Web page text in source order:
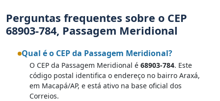
Perguntas frequentes sobre o CEP
68903-784, Passagem Meridional
Qual é o CEP da Passagem Meridional?
O CEP da Passagem Meridional é 68903-784. Este
código postal identifica o endereço no bairro Araxá,
em Macapá/AP, e está ativo na base oficial dos
Correios.